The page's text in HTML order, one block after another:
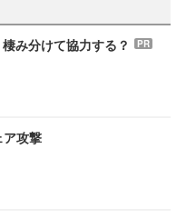
み分けて協力する？ PR
ア攻撃